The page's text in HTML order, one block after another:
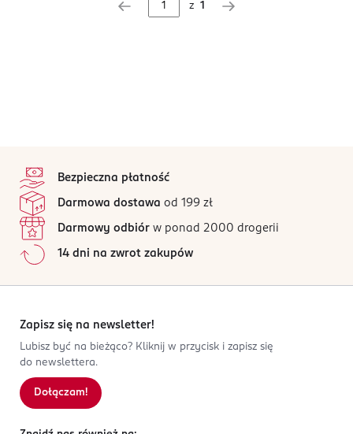
z 1
Bezpieczna płatność
Darmowa dostawa od 199 zł
Darmowy odbiór w ponad 2000 drogerii
14 dni na zwrot zakupów
Zapisz się na newsletter!
Lubisz być na bieżąco? Kliknij w przycisk i zapisz się
do newslettera.
Dołączam!